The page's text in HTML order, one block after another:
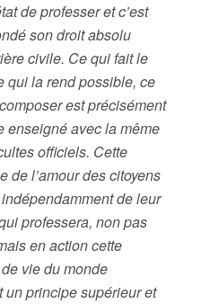
de professer et c’est
dé son droit absolu
civile. Ce qui fait le
qui la rend possible, ce
est précisément
enseigné avec la même
officiels. Cette
de l’amour des citoyens
de leur
professera, non pas
en action cette
vie du monde
un principe supérieur et